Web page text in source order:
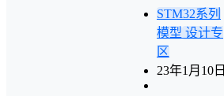
STM32系列
模型 设计专
区
23年1月10日